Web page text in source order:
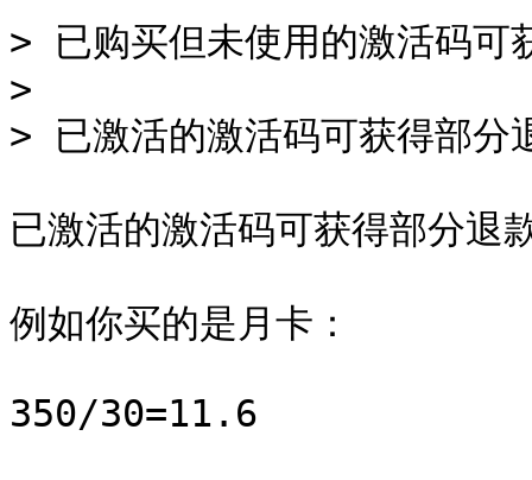
> 已购买但未使用的激活码
>
> 已激活的激活码可获得部分
已激活的激活码可获得部分退
例如你买的是月卡：
350/30=11.6